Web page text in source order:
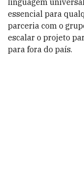
linguagem
essencial para
parceria com o
escalar o projeto
para fora do país.